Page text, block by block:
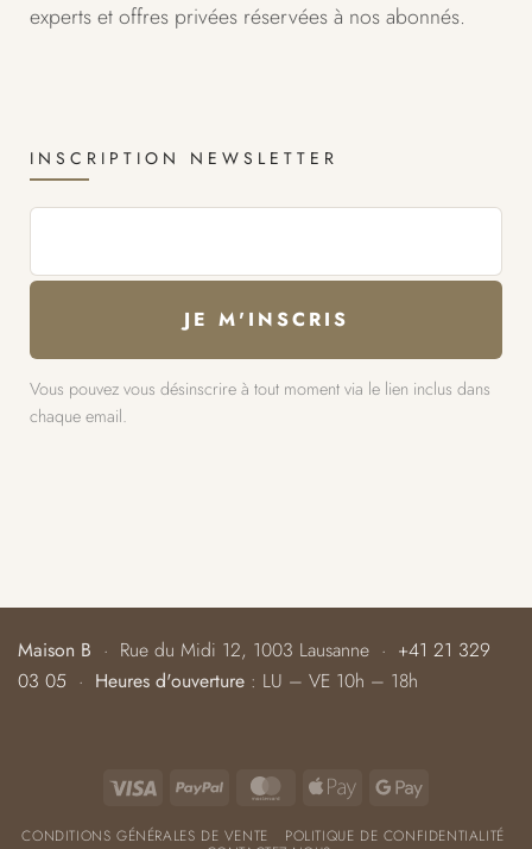
experts et offres privées réservées à nos abonnés.
INSCRIPTION NEWSLETTER
Vous pouvez vous désinscrire à tout moment via le lien inclus dans
chaque email.
Maison B · Rue du Midi 12, 1003 Lausanne · +41 21 329
03 05 · Heures d'ouverture : LU – VE 10h – 18h
Visa PayPal MasterCard
Apple
Google
CONDITIONS GÉNÉRALES DE VENTE
POLITIQUE DE CONFIDENTIALITÉ